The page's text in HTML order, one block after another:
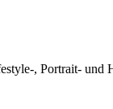
, Portrait- und